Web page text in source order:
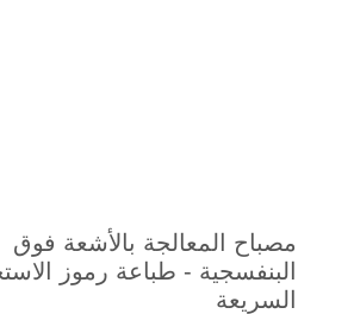
مصباح المعالجة بالأشعة فوق
البنفسجية - طباعة رموز
السريعة